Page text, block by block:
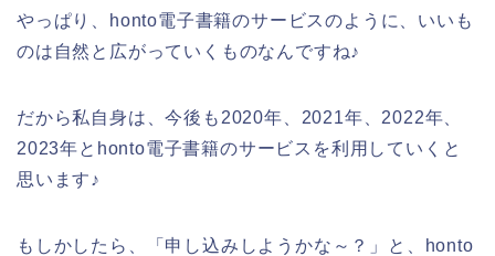
やっぱり、honto電子書籍のサービスのように、いいも
のは自然と広がっていくものなんですね♪
だから私自身は、今後も2020年、2021年、2022年、
2023年とhonto電子書籍のサービスを利用していくと
思います♪
もしかしたら、「申し込みしようかな～？」と、honto